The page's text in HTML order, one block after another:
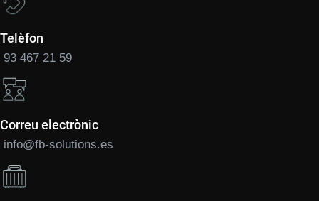
Telèfon
93 467 21 59
Correu electrònic
info@fb-solutions.es